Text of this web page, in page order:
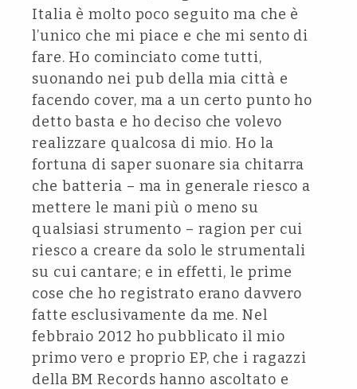
Italia è molto poco seguito ma che è
l’unico che mi piace e che mi sento di
fare. Ho cominciato come tutti,
suonando nei pub della mia città e
facendo cover, ma a un certo punto ho
detto basta e ho deciso che volevo
realizzare qualcosa di mio. Ho la
fortuna di saper suonare sia chitarra
che batteria – ma in generale riesco a
mettere le mani più o meno su
qualsiasi strumento – ragion per cui
riesco a creare da solo le strumentali
su cui cantare; e in effetti, le prime
cose che ho registrato erano davvero
fatte esclusivamente da me. Nel
febbraio 2012 ho pubblicato il mio
primo vero e proprio EP, che i ragazzi
della BM Records hanno ascoltato e